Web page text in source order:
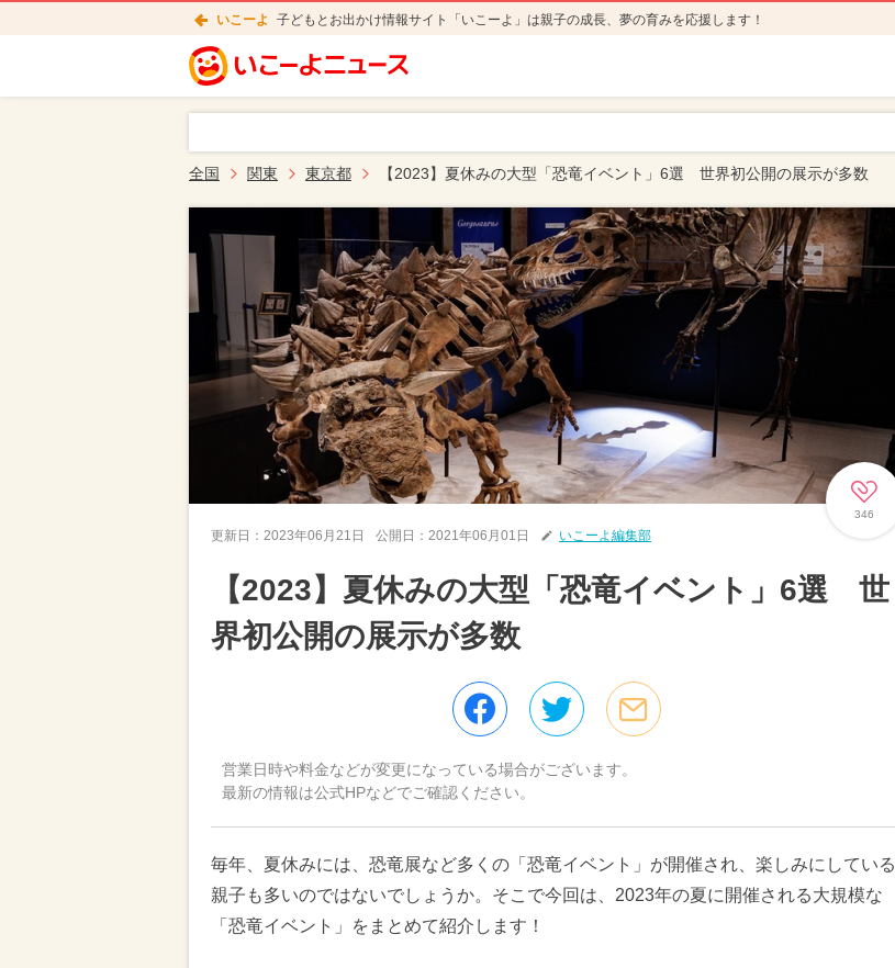
いこーよ 子どもとお出かけ情報サイト「いこーよ」は親子の成長、夢の育みを応援します！
全国 関東 東京都 【2023】夏休みの大型「恐竜イベント」6選 世界初公開の展示が多数
346
更新日： 2023年06月21日 公開日： 2021年06月01日 いこーよ編集部
【2023】夏休みの大型「恐竜イベント」6選 世
界初公開の展示が多数
営業日時や料金などが変更になっている場合がございます。
最新の情報は公式HPなどでご確認ください。
毎年、夏休みには、恐竜展など多くの「恐竜イベント」が開催され、楽しみにしている
親子も多いのではないでしょうか。そこで今回は、2023年の夏に開催される大規模な
「恐竜イベント」をまとめて紹介します！